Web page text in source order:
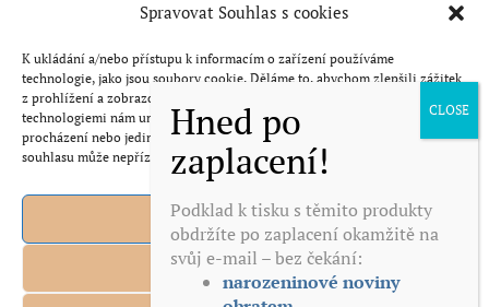
Spravovat Souhlas s cookies
K ukládání a/nebo přístupu k informacím o zařízení používáme
technologie, jako jsou soubory cookie. Děláme to, abychom zlepšili zážitek
z prohlížení a zobrazovali personalizované reklamy. Souhlas s těmito
technologiemi nám umožní zpracovávat údaje, jako je chování při
procházení nebo jedinečná ID na tomto webu. Nesouhlas nebo odvolání
souhlasu může nepříznivě ovlivnit určité vlastnosti a funkce.
Přijmout
Odmítnout
Otázky a odpovědi
Reference
Obchodní podmínky
Zásady zpracování a ochrana osobních údajů
Odstoupení od smlouvy
Kontakt
Podklad k tisku s těmito produkty
obdržíte po zaplacení okamžitě na
svůj e-mail – bez čekání:
narozeninové noviny
produktů na míru a
zaslány obratem
narozeninové noviny
obratem →
křížovky obratem →